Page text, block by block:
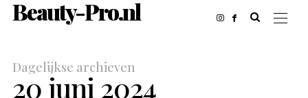
Beauty-Pro.nl
Dagelijkse archieven
20 juni 2024